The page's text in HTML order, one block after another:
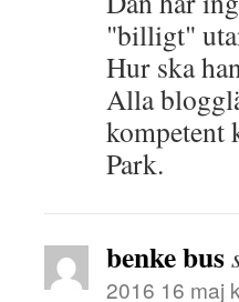
"billigt"
Hur ska
Alla
kompetent
Park.
benke bus
2016 16 maj